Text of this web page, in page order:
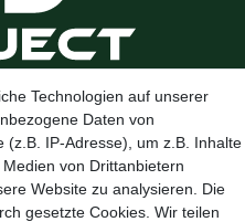
/ 50753020· info@3dproject-
Technologien auf unserer
Daten von
(z.B. IP-Adresse), um z.B. Inhalte
von Drittanbietern
Website zu analysieren. Die
gesetzte Cookies. Wir teilen